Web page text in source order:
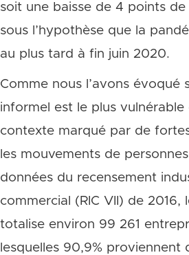
soit une baisse de 4 points
sous l’hypothèse que la
au plus tard à fin juin 2020.
Comme nous l’avons évoqué
informel est le plus vulnérable
contexte marqué par de
les mouvements de
données du recensement
commercial (RIC VII) de 2016,
totalise environ 99 261
lesquelles 90,9% proviennent